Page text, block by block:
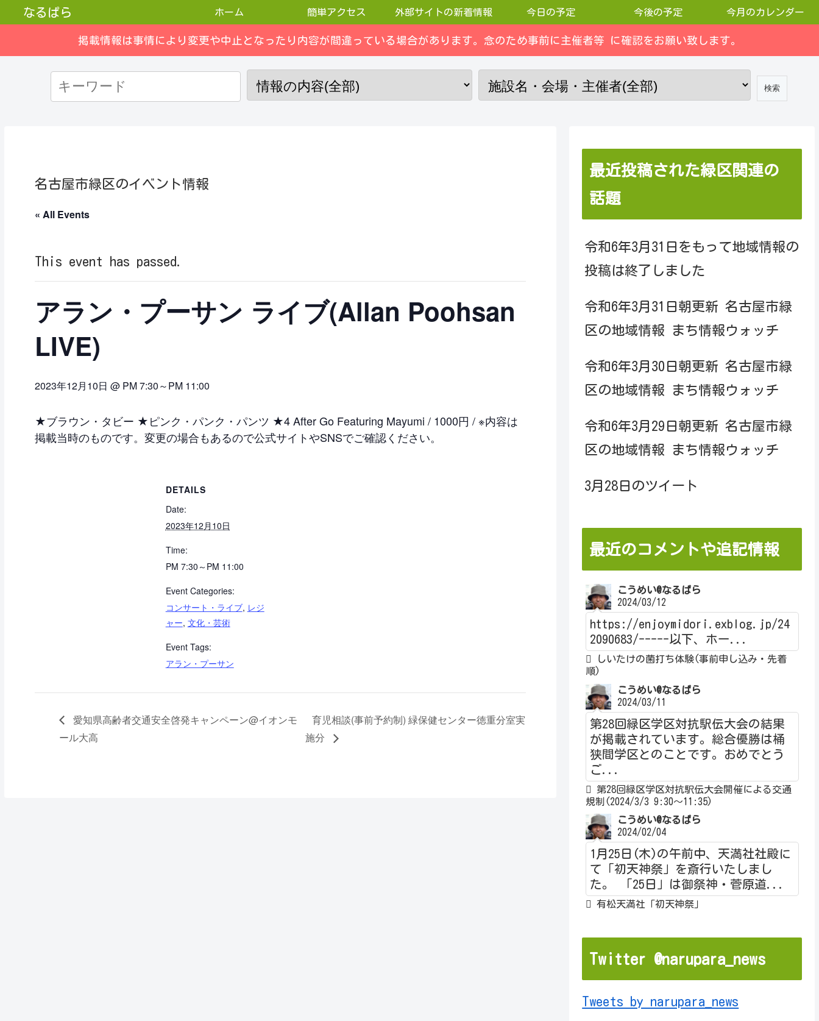
なるぱら ホーム 簡単アクセス 外部サイトの新着情報 今日の予定 今後の予定 今月のカレンダー
掲載情報は事情により変更や中止となったり内容が間違っている場合があります。念のため事前に主催者等 に確認をお願い致します。
名古屋市緑区のイベント情報
« All Events
This event has passed.
アラン・プーサン ライブ(Allan Poohsan
LIVE)
2023年12月10日 @ PM 7:30～PM 11:00
★ブラウン・タビー ★ピンク・パンク・パンツ ★4 After Go Featuring Mayumi / 1000円 / ※内容は
掲載当時のものです。変更の場合もあるので公式サイトやSNSでご確認ください。
DETAILS
Date:
2023年12月10日
Time:
PM 7:30～PM 11:00
Event Categories:
コンサート・ライブ, レジ
ャー, 文化・芸術
Event Tags:
アラン・プーサン
愛知県高齢者交通安全啓発キャンペーン@イオンモ
ール大高
育児相談(事前予約制) 緑保健センター徳重分室実
施分
最近投稿された緑区関連の
話題
令和6年3月31日をもって地域情報の
投稿は終了しました
令和6年3月31日朝更新 名古屋市緑
区の地域情報 まち情報ウォッチ
令和6年3月30日朝更新 名古屋市緑
区の地域情報 まち情報ウォッチ
令和6年3月29日朝更新 名古屋市緑
区の地域情報 まち情報ウォッチ
3月28日のツイート
最近のコメントや追記情報
こうめい@なるぱら
2024/03/12
https://enjoymidori.exblog.jp/24
2090683/-----以下、ホー...
しいたけの菌打ち体験(事前申し込み・先着
順)
こうめい@なるぱら
2024/03/11
第28回緑区学区対抗駅伝大会の結果
が掲載されています。総合優勝は桶
狭間学区とのことです。おめでとう
ご...
第28回緑区学区対抗駅伝大会開催による交通
規制(2024/3/3 9:30～11:35)
こうめい@なるぱら
2024/02/04
1月25日(木)の午前中、天満社社殿に
て「初天神祭」を斎行いたしまし
た。 「25日」は御祭神・菅原道...
有松天満社「初天神祭」
Twitter @narupara_news
Tweets by narupara_news